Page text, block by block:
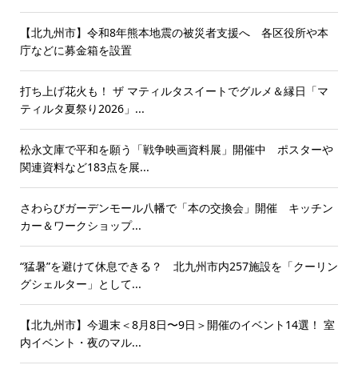
【北九州市】令和8年熊本地震の被災者支援へ 各区役所や本
庁などに募金箱を設置
打ち上げ花火も！ ザ マティルタスイートでグルメ＆縁日「マ
ティルタ夏祭り2026」...
松永文庫で平和を願う「戦争映画資料展」開催中 ポスターや
関連資料など183点を展...
さわらびガーデンモール八幡で「本の交換会」開催 キッチン
カー＆ワークショップ...
“猛暑”を避けて休息できる？ 北九州市内257施設を「クーリン
グシェルター」として...
【北九州市】今週末＜8月8日〜9日＞開催のイベント14選！ 室
内イベント・夜のマル...